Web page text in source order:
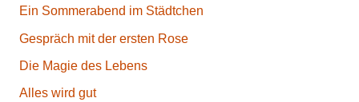
Ein Sommerabend im Städtchen
Gespräch mit der ersten Rose
Die Magie des Lebens
Alles wird gut